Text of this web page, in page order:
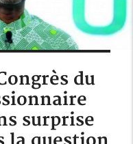
du
surprise